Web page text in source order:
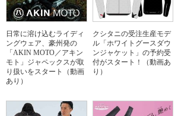
日常に溶け込むライディ
ングウェア、豪州発の
「AKIN MOTO／アキン
モト」ジャペックスが取
り扱いをスタート（動画
あり）
クシタニの受注生産モデ
ル「ホワイトグースダウ
ンジャケット」の予約受
付がスタート！（動画あ
り）